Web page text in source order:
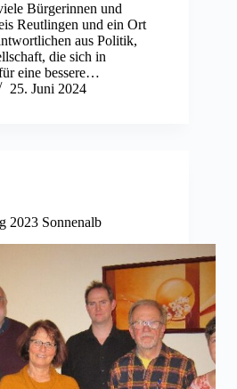
Bürgerinnen und
Reutlingen und ein Ort
aus Politik,
die sich in
eine bessere…
25. Juni 2024
2023 Sonnenalb